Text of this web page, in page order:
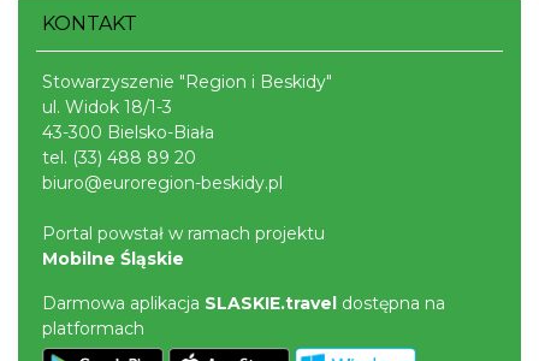
KONTAKT
Stowarzyszenie "Region i Beskidy"
ul. Widok 18/1-3
43-300 Bielsko-Biała
tel. (33) 488 89 20
biuro@euroregion-beskidy.pl
Portal powstał w ramach projektu
Mobilne Śląskie
Darmowa aplikacja SLASKIE.travel dostępna na
platformach